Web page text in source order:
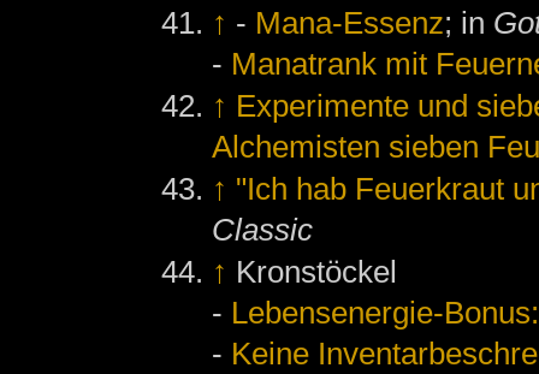
↑ - Mana-Essenz; in
- Manatrank mit
↑ Experimente und
Alchemisten sieben
↑ "Ich hab Feuerkraut
Classic
↑ Kronstöckel
- Lebensenergie-
- Keine